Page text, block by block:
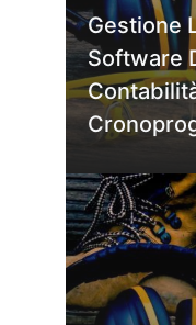
Gestione
Software